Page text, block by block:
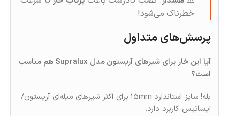
خطرناک می‌شود!
پرسش‌های متداول
آیا این خار برای شیرهای آریستون مدل Supralux هم مناسب
است؟
بله! سایز استاندارد ۱۵mm برای اکثر شیرهای میله‌ای آریستون/
ایساتیس کاربرد دارد.